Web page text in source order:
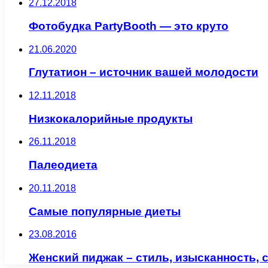
27.12.2018
Фотобудка PartyBooth — это круто
21.06.2020
Глутатион – источник вашей молодости
12.11.2018
Низкокалорийные продукты
26.11.2018
Палеодиета
20.11.2018
Самые популярные диеты
23.08.2016
Женский пиджак – стиль, изысканность,